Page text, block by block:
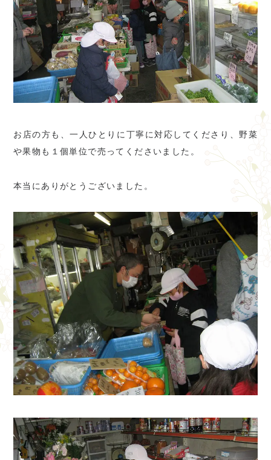
お店の方も、一人ひとりに丁寧に対応してくださり、野菜
や果物も１個単位で売ってくださいました。
本当にありがとうございました。